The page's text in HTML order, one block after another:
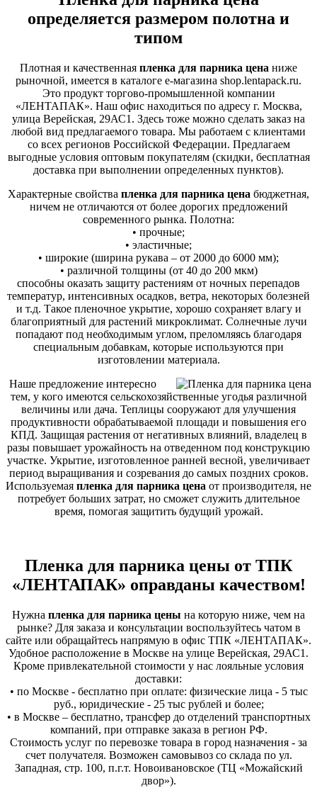
определяется размером полотна и
типом
Плотная и качественная пленка для парника цена ниже
рыночной, имеется в каталоге е-магазина shop.lentapack.ru.
Это продукт торгово-промышленной компании
«ЛЕНТАПАК». Наш офис находиться по адресу г. Москва,
улица Верейская, 29АС1. Здесь тоже можно сделать заказ на
любой вид предлагаемого товара. Мы работаем с клиентами
со всех регионов Российской Федерации. Предлагаем
выгодные условия оптовым покупателям (скидки, бесплатная
доставка при выполнении определенных пунктов).
Характерные свойства пленка для парника цена бюджетная,
ничем не отличаются от более дорогих предложений
современного рынка. Полотна:
• прочные;
• эластичные;
• широкие (ширина рукава – от 2000 до 6000 мм);
• различной толщины (от 40 до 200 мкм)
способны оказать защиту растениям от ночных перепадов
температур, интенсивных осадков, ветра, некоторых болезней
и т.д. Такое пленочное укрытие, хорошо сохраняет влагу и
благоприятный для растений микроклимат. Солнечные лучи
попадают под необходимым углом, преломляясь благодаря
специальным добавкам, которые используются при
изготовлении материала.
Наше предложение интересно
тем, у кого имеются сельскохозяйственные угодья различной
величины или дача. Теплицы сооружают для улучшения
продуктивности обрабатываемой площади и повышения его
КПД. Защищая растения от негативных влияний, владелец в
разы повышает урожайность на отведенном под конструкцию
участке. Укрытие, изготовленное ранней весной, увеличивает
период выращивания и созревания до самых поздних сроков.
Используемая пленка для парника цена от производителя, не
потребует больших затрат, но сможет служить длительное
время, помогая защитить будущий урожай.
Пленка для парника цены от ТПК
«ЛЕНТАПАК» оправданы качеством!
Нужна пленка для парника цены на которую ниже, чем на
рынке? Для заказа и консультации воспользуйтесь чатом в
сайте или обращайтесь напрямую в офис ТПК «ЛЕНТАПАК».
Удобное расположение в Москве на улице Верейская, 29АС1.
Кроме привлекательной стоимости у нас лояльные условия
доставки:
• по Москве - бесплатно при оплате: физические лица - 5 тыс
руб., юридические - 25 тыс рублей и более;
• в Москве – бесплатно, трансфер до отделений транспортных
компаний, при отправке заказа в регион РФ.
Стоимость услуг по перевозке товара в город назначения - за
счет получателя. Возможен самовывоз со склада по ул.
Западная, стр. 100, п.г.т. Новоивановское (ТЦ «Можайский
двор»).